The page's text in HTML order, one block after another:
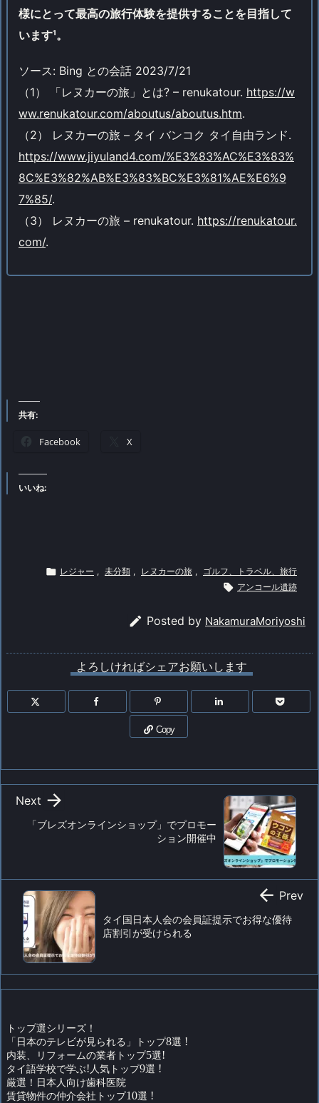
様にとって最高の旅行体験を提供することを目指して
います¹。
ソース: Bing との会話 2023/7/21
（1） 「レヌカーの旅」とは? – renukatour. https://w
ww.renukatour.com/aboutus/aboutus.htm.
（2） レヌカーの旅 – タイ バンコク タイ自由ランド.
https://www.jiyuland4.com/%E3%83%AC%E3%83%
8C%E3%82%AB%E3%83%BC%E3%81%AE%E6%9
7%85/.
（3） レヌカーの旅 – renukatour. https://renukatour.
com/.
共有:
Facebook X
いいね:
 レジャー , 未分類 , レヌカーの旅 , ゴルフ、トラベル、旅行
 アンコール遺跡
 Posted by NakamuraMoriyoshi
よろしければシェアお願いします
Copy
「ブレズオンラインショップ」でプロモー
ション開催中

Next
タイ国日本人会の会員証提示でお得な優待
店割引が受けられる
 Prev
トップ選シリーズ！
「日本のテレビが見られる」トップ8選 !
内装、リフォームの業者トップ5選!
タイ語学校で学ぶ! 人気トップ9選 !
厳選！日本人向け歯科医院
賃貸物件の仲介会社トップ10選 !